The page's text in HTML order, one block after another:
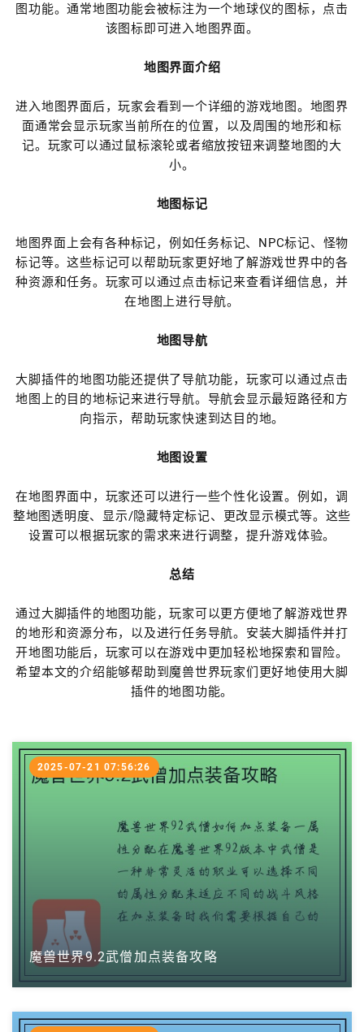
图功能。通常地图功能会被标注为一个地球仪的图标，点击
该图标即可进入地图界面。
地图界面介绍
进入地图界面后，玩家会看到一个详细的游戏地图。地图界
面通常会显示玩家当前所在的位置，以及周围的地形和标
记。玩家可以通过鼠标滚轮或者缩放按钮来调整地图的大
小。
地图标记
地图界面上会有各种标记，例如任务标记、NPC标记、怪物
标记等。这些标记可以帮助玩家更好地了解游戏世界中的各
种资源和任务。玩家可以通过点击标记来查看详细信息，并
在地图上进行导航。
地图导航
大脚插件的地图功能还提供了导航功能，玩家可以通过点击
地图上的目的地标记来进行导航。导航会显示最短路径和方
向指示，帮助玩家快速到达目的地。
地图设置
在地图界面中，玩家还可以进行一些个性化设置。例如，调
整地图透明度、显示/隐藏特定标记、更改显示模式等。这些
设置可以根据玩家的需求来进行调整，提升游戏体验。
总结
通过大脚插件的地图功能，玩家可以更方便地了解游戏世界
的地形和资源分布，以及进行任务导航。安装大脚插件并打
开地图功能后，玩家可以在游戏中更加轻松地探索和冒险。
希望本文的介绍能够帮助到魔兽世界玩家们更好地使用大脚
插件的地图功能。
魔兽世界9.2武僧加点装备攻略
2025-07-21 07:56:26